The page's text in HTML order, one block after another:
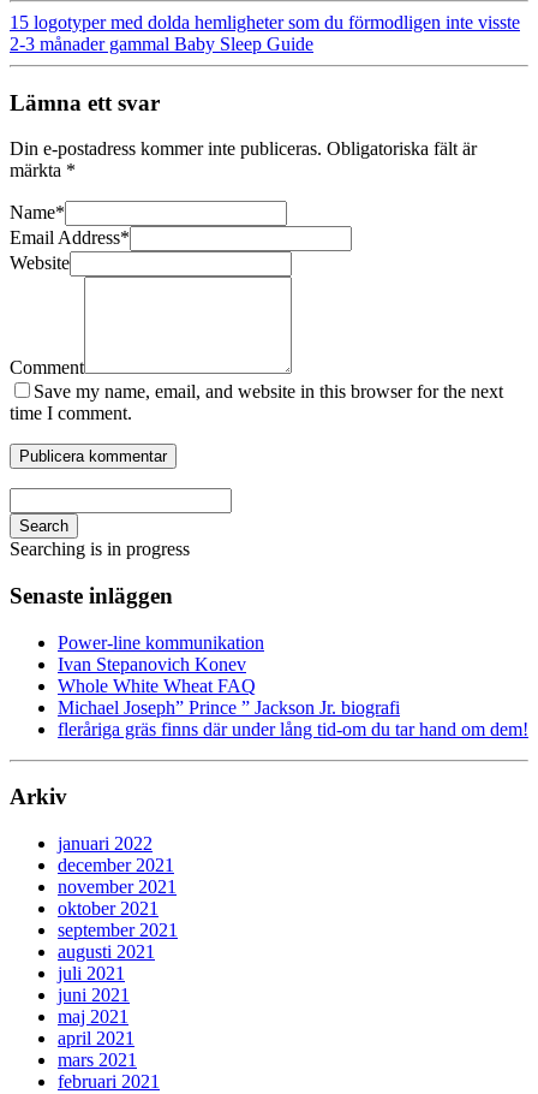
15 logotyper med dolda hemligheter som du förmodligen inte visste
2-3 månader gammal Baby Sleep Guide
Lämna ett svar
Din e-postadress kommer inte publiceras. Obligatoriska fält är
märkta *
Name*
Email Address*
Website
Comment
Save my name, email, and website in this browser for the next
time I comment.
Search
Searching is in progress
Senaste inläggen
Power-line kommunikation
Ivan Stepanovich Konev
Whole White Wheat FAQ
Michael Joseph” Prince ” Jackson Jr. biografi
fleråriga gräs finns där under lång tid-om du tar hand om dem!
Arkiv
januari 2022
december 2021
november 2021
oktober 2021
september 2021
augusti 2021
juli 2021
juni 2021
maj 2021
april 2021
mars 2021
februari 2021